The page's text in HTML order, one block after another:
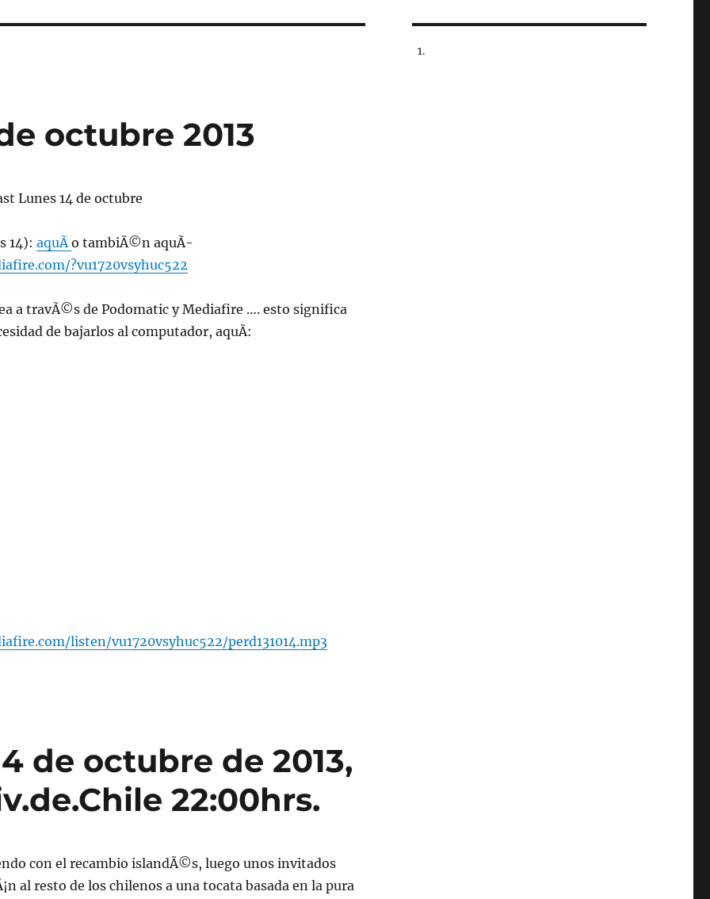
octubre 2013
Lunes 14 de octubre
14): aquÃ­o tambiÃ©n aquÃ­
?vu1720vsyhuc522
a travÃ©s de Podomatic y Mediafire …. esto significa
de bajarlos al computador, aquÃ­:
listen/vu1720vsyhuc522/perd131014.mp3
de octubre de 2013,
22:00hrs.
con el recambio islandÃ©s, luego unos invitados
al resto de los chilenos a una tocata basada en la pura